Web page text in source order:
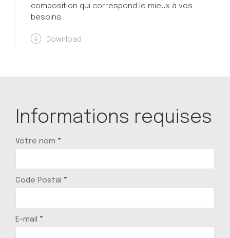
composition qui correspond le mieux à vos
besoins.
Download
Informations requises
Votre nom *
Code Postal *
E-mail *